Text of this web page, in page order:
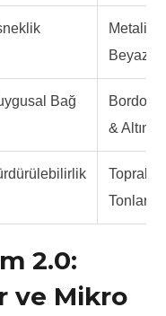
Metalik
Beyaz
Bağ
Bordo
& Altın
Toprak
Tonları
2.0:
ve Mikro